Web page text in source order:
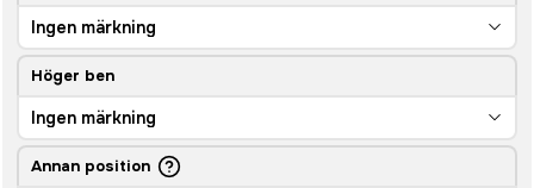
Ingen märkning
Höger ben
Ingen märkning
Annan position